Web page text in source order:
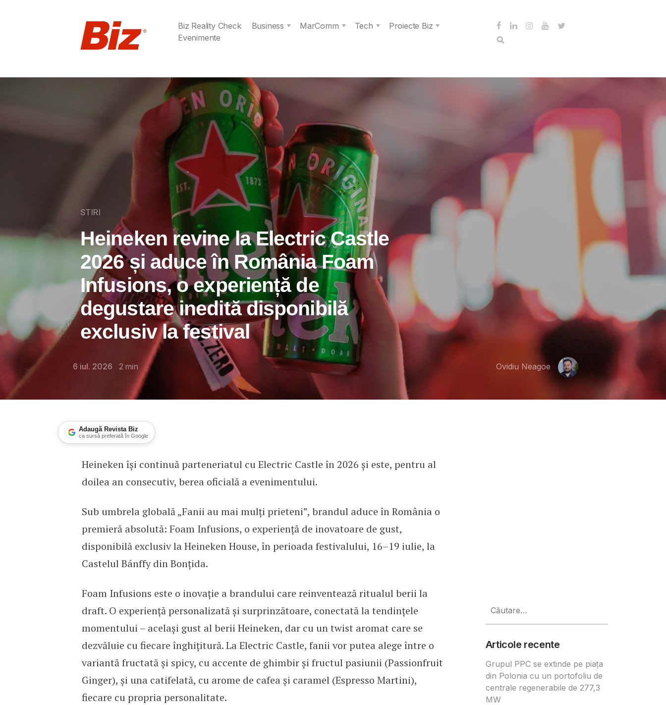
Biz Reality Check Business MarComm Tech
Proiecte Biz
Evenimente
STIRI
Heineken revine la Electric Castle
2026 și aduce în România Foam
Infusions, o experiență de
degustare inedită disponibilă
exclusiv la festival
6 iul. 2026 2 min Ovidiu Neagoe
Adaugă Revista Biz
ca sursă preferată în Google
Heineken revine la Electric Castle 2026 și aduce în România Foam Infusions, o
Heineken își continuă parteneriatul cu Electric Castle în 2026 și este, pentru al
doilea an consecutiv, berea oficială a evenimentului.
Sub umbrela globală „Fanii au mai mulți prieteni”, brandul aduce în România o
premieră absolută: Foam Infusions, o experiență de inovatoare de gust,
disponibilă exclusiv la Heineken House, în perioada festivalului, 16–19 iulie, la
Castelul Bánffy din Bonțida.
Foam Infusions este o inovație a brandului care reinventează ritualul berii la
draft. O experiență personalizată și surprinzătoare, conectată la tendințele
momentului – același gust al berii Heineken, dar cu un twist aromat care se
dezvăluie cu fiecare înghițitură. La Electric Castle, fanii vor putea alege între o
variantă fructată și spicy, cu accente de ghimbir și fructul pasiunii (Passionfruit
Ginger), și una catifelată, cu arome de cafea și caramel (Espresso Martini),
fiecare cu propria personalitate.
după:
Articole recente
Grupul PPC se extinde pe piața
din Polonia cu un portofoliu de
centrale regenerabile de 277,3
MW